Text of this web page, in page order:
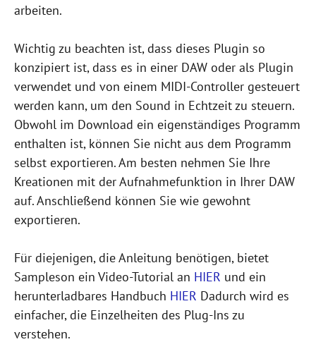
arbeiten.
Wichtig zu beachten ist, dass dieses Plugin so
konzipiert ist, dass es in einer DAW oder als Plugin
verwendet und von einem MIDI-Controller gesteuert
werden kann, um den Sound in Echtzeit zu steuern.
Obwohl im Download ein eigenständiges Programm
enthalten ist, können Sie nicht aus dem Programm
selbst exportieren. Am besten nehmen Sie Ihre
Kreationen mit der Aufnahmefunktion in Ihrer DAW
auf. Anschließend können Sie wie gewohnt
exportieren.
Für diejenigen, die Anleitung benötigen, bietet
Sampleson ein Video-Tutorial an HIER und ein
herunterladbares Handbuch HIER Dadurch wird es
einfacher, die Einzelheiten des Plug-Ins zu
verstehen.